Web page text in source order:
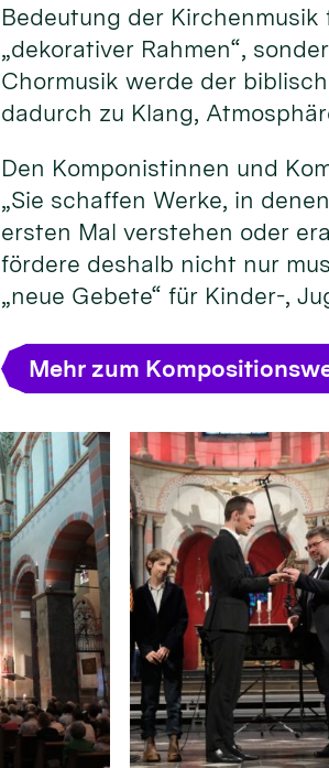
Bedeutung der
„dekorativer Rahmen“,
Chormusik werde der
dadurch zu Klang,
Den Komponistinnen und
„Sie schaffen Werke, in
ersten Mal verstehen oder
fördere deshalb nicht nur
„neue Gebete“ für Kinder-,
Mehr zum